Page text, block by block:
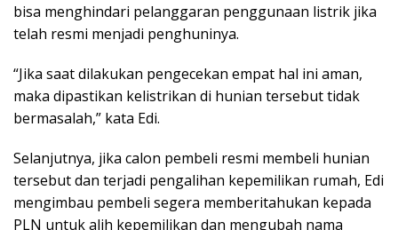
bisa menghindari pelanggaran penggunaan listrik jika
telah resmi menjadi penghuninya.
“Jika saat dilakukan pengecekan empat hal ini aman,
maka dipastikan kelistrikan di hunian tersebut tidak
bermasalah,” kata Edi.
Selanjutnya, jika calon pembeli resmi membeli hunian
tersebut dan terjadi pengalihan kepemilikan rumah, Edi
mengimbau pembeli segera memberitahukan kepada
PLN untuk alih kepemilikan dan mengubah nama